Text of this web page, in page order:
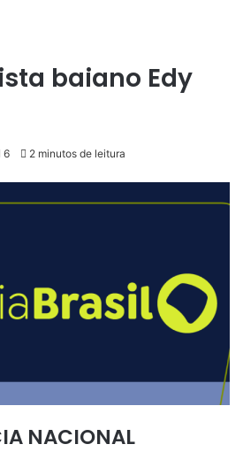
baiano Edy
6 2 minutos de leitura
NACIONAL